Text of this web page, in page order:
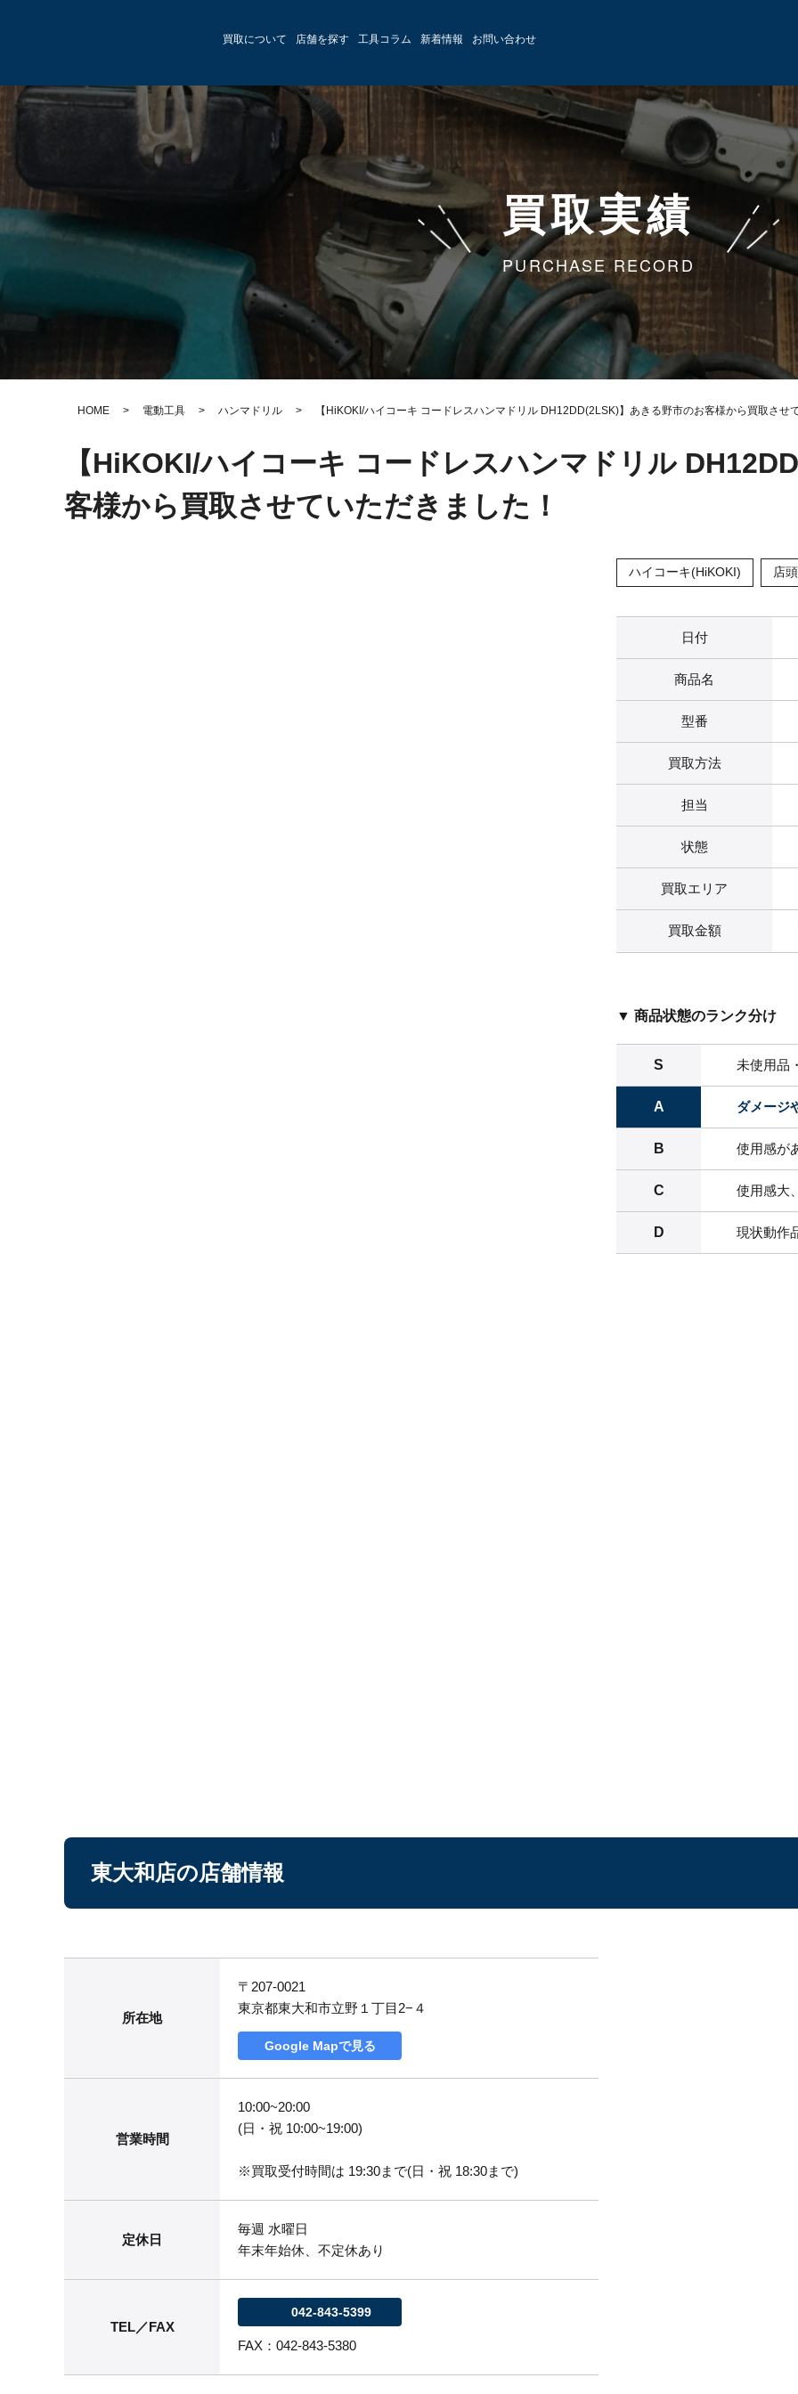
買取について 店舗を探す 工具コラム 新着情報 お問い合わせ
買取実績
PURCHASE RECORD
HOME > 電動工具 > ハンマドリル > 【HiKOKI/ハイコーキ コードレスハンマドリル DH12DD(2LSK)】あきる野市のお客様から買取させ
【HiKOKI/ハイコーキ コードレスハンマドリル
客様から買取させていただきました！
ハイコーキ(HiKOKI) 店
日付
商品名
型番
買取方法
担当
状態
買取エリア
買取金額
▼ 商品状態のランク分け
S 未使用品
A ダメージ
B 使用感が
C 使用感大
D 現状動作
東大和店の店舗情報
所在地
〒207-0021
東京都東大和市立野１丁目2−４
Google Mapで見る
営業時間
10:00~20:00
(日・祝 10:00~19:00)
※買取受付時間は 19:30まで(日・祝 18:30まで)
定休日
毎週 水曜日
年末年始休、不定休あり
TEL／FAX
042-843-5399
FAX：042-843-5380